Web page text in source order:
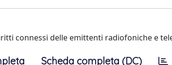
connessi delle emittenti radiofoniche e
Scheda completa (DC)